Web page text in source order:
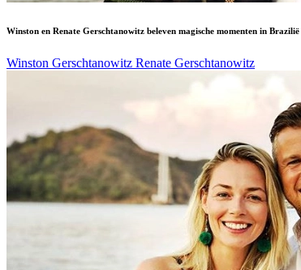
Winston en Renate Gerschtanowitz beleven magische momenten in Brazilië
Winston Gerschtanowitz Renate Gerschtanowitz